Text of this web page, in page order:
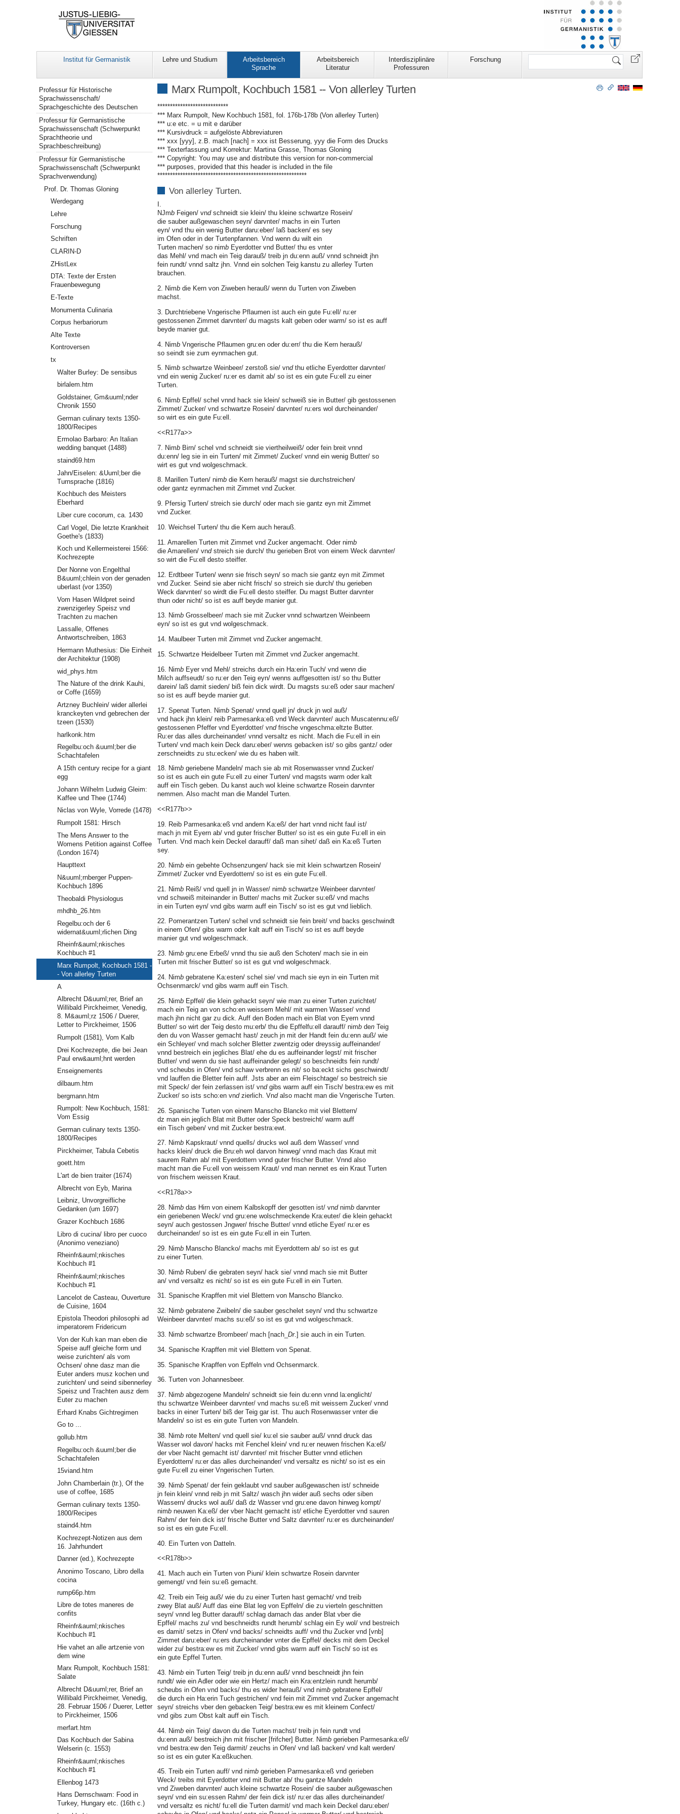
Institut für Germanistik Lehre und Studium
Arbeitsbereich
Sprache
Arbeitsbereich
Literatur
Interdisziplinäre
Professuren
Forschung
Website
Marx Rumpolt, Kochbuch 1581 -- Von allerley Turten
****************************
*** Marx Rumpolt, New Kochbuch 1581, fol. 176b-178b (Von allerley Turten)
*** u:e etc. = u mit e darüber
*** Kursivdruck = aufgelöste Abbreviaturen
*** xxx [yyy], z.B. mach [nach] = xxx ist Besserung, yyy die Form des Drucks
*** Texterfassung und Korrektur: Martina Grasse, Thomas Gloning
*** Copyright: You may use and distribute this version for non-commercial
*** purposes, provided that this header is included in the file
***********************************************************
Von allerley Turten.
I.
NJmb Feigen/ vndschneidt sie klein/ thu kleine schwartze Rosein/
die sauber außgewaschen seyn/ darvnter/ machs in ein Turten
eyn/ vnd thu ein wenig Butter daru:eber/ laß backen/ es sey
im Ofen oder in der Turtenpfannen. Vnd wenn du wilt ein
Turten machen/ so nimb Eyerdotter vnd Butter/ thu es vnter
das Mehl/ vnd mach ein Teig darauß/ treib jn du:enn auß/ vnnd schneidt jhn
fein rundt/ vnnd saltz jhn. Vnnd ein solchen Teig kanstu zu allerley Turten
brauchen.
2. Nimb die Kern von Ziweben herauß/ wenn du Turten von Ziweben
machst.
3. Durchtriebene Vngerische Pflaumen ist auch ein gute Fu:ell/ ru:er
gestossenen Zimmet darvnter/ du magsts kalt geben oder warm/ so ist es auff
beyde manier gut.
4. Nimb Vngerische Pflaumen gru:en oder du:err/ thu die Kern herauß/
so seindt sie zum eynmachen gut.
5. Nimb schwartze Weinbeer/ zerstoß sie/ vndthu etliche Eyerdotter darvnter/
vnd ein wenig Zucker/ ru:er es damit ab/ so ist es ein gute Fu:ell zu einer
Turten.
6. Nimb Epffel/ schel vnnd hack sie klein/ schweiß sie in Butter/ gib gestossenen
Zimmet/ Zucker/ vnd schwartze Rosein/ darvnter/ ru:ers wol durcheinander/
so wirt es ein gute Fu:ell.
<<R177a>>
7. Nimb Birn/ schel vnd schneidt sie viertheilweiß/ oder fein breit vnnd
du:enn/ leg sie in ein Turten/ mit Zimmet/ Zucker/ vnnd ein wenig Butter/ so
wirt es gut vnd wolgeschmack.
8. Marillen Turten/ nimb die Kern herauß/ magst sie durchstreichen/
oder gantz eynmachen mit Zimmet vnd Zucker.
9. Pfersig Turten/ streich sie durch/ oder mach sie gantz eyn mit Zimmet
vnd Zucker.
10. Weichsel Turten/ thu die Kern auch herauß.
11. Amarellen Turten mit Zimmet vnd Zucker angemacht. Oder nimb
die Amarellen/ vndstreich sie durch/ thu gerieben Brot von einem Weck darvnter/
so wirt die Fu:ell desto steiffer.
12. Erdtbeer Turten/ wenn sie frisch seyn/ so mach sie gantz eyn mit Zimmet
vnd Zucker. Seind sie aber nicht frisch/ so streich sie durch/ thu gerieben
Weck darvnter/ so wirdt die Fu:ell desto steiffer. Du magst Butter darvnter
thun oder nicht/ so ist es auff beyde manier gut.
13. Nimb Grosselbeer/ mach sie mit Zucker vnnd schwartzen Weinbeern
eyn/ so ist es gut vnd wolgeschmack.
14. Maulbeer Turten mit Zimmet vnd Zucker angemacht.
15. Schwartze Heidelbeer Turten mit Zimmet vnd Zucker angemacht.
16. Nimb Eyer vnd Mehl/ streichs durch ein Ha:erin Tuch/ vnd wenn die
Milch auffseudt/ so ru:er den Teig eyn/ wenns auffgesotten ist/ so thu Butter
darein/ laß damit sieden/ biß fein dick wirdt. Du magsts su:eß oder saur machen/
so ist es auff beyde manier gut.
17. Spenat Turten. Nimb Spenat/ vnnd quell jn/ druck jn wol auß/
vnd hack jhn klein/ reib Parmesanka:eß vnd Weck darvnter/ auch Muscatennu:eß/
gestossenen Pfeffer vnd Eyerdotter/ vndfrische vngeschma:eltzte Butter.
Ru:er das alles durcheinander/ vnnd versaltz es nicht. Mach die Fu:ell in ein
Turten/ vnd mach kein Deck daru:eber/ wenns gebacken ist/ so gibs gantz/ oder
zerschneidts zu stu:ecken/ wie du es haben wilt.
18. Nimb geriebene Mandeln/ mach sie ab mit Rosenwasser vnnd Zucker/
so ist es auch ein gute Fu:ell zu einer Turten/ vnd magsts warm oder kalt
auff ein Tisch geben. Du kanst auch wol kleine schwartze Rosein darvnter
nemmen. Also macht man die Mandel Turten.
<<R177b>>
19. Reib Parmesanka:eß vnd andern Ka:eß/ der hart vnnd nicht faul ist/
mach jn mit Eyern ab/ vnd guter frischer Butter/ so ist es ein gute Fu:ell in ein
Turten. Vnd mach kein Deckel darauff/ daß man sihet/ daß ein Ka:eß Turten
sey.
20. Nimb ein gebehte Ochsenzungen/ hack sie mit klein schwartzen Rosein/
Zimmet/ Zucker vnd Eyerdottern/ so ist es ein gute Fu:ell.
21. Nimb Reiß/ vnd quell jn in Wasser/ nimb schwartze Weinbeer darvnter/
vnd schweiß miteinander in Butter/ machs mit Zucker su:eß/ vnd machs
in ein Turten eyn/ vnd gibs warm auff ein Tisch/ so ist es gut vnd lieblich.
22. Pomerantzen Turten/ schel vnd schneidt sie fein breit/ vnd backs geschwindt
in einem Ofen/ gibs warm oder kalt auff ein Tisch/ so ist es auff beyde
manier gut vnd wolgeschmack.
23. Nimb gru:ene Erbeß/ vnnd thu sie auß den Schoten/ mach sie in ein
Turten mit frischer Butter/ so ist es gut vnd wolgeschmack.
24. Nimb gebratene Ka:esten/ schel sie/ vnd mach sie eyn in ein Turten mit
Ochsenmarck/ vnd gibs warm auff ein Tisch.
25. Nimb Epffel/ die klein gehackt seyn/ wie man zu einer Turten zurichtet/
mach ein Teig an von scho:en weissem Mehl/ mit warmen Wasser/ vnnd
mach jhn nicht gar zu dick. Auff den Boden mach ein Blat von Eyern vnnd
Butter/ so wirt der Teig desto mu:erb/ thu die Epffelfu:ell darauff/ nimb den Teig
den du von Wasser gemacht hast/ zeuch jn mit der Handt fein du:enn auß/ wie
ein Schleyer/ vnd mach solcher Bletter zwentzig oder dreyssig auffeinander/
vnnd bestreich ein jegliches Blat/ ehe du es auffeinander legst/ mit frischer
Butter/ vnd wenn du sie hast auffeinander gelegt/ so beschneidts fein rundt/
vnd scheubs in Ofen/ vnd schaw verbrenn es nit/ so ba:eckt sichs geschwindt/
vnd lauffen die Bletter fein auff. Jsts aber an eim Fleischtage/ so bestreich sie
mit Speck/ der fein zerlassen ist/ vndgibs warm auff ein Tisch/ bestra:ew es mit
Zucker/ so ists scho:en vndzierlich. Vndalso macht man die Vngerische Turten.
26. Spanische Turten von einem Manscho Blancko mit viel Blettern/
dz man ein jeglich Blat mit Butter oder Speck bestreicht/ warm auff
ein Tisch geben/ vnd mit Zucker bestra:ewt.
27. Nimb Kapskraut/ vnnd quells/ drucks wol auß dem Wasser/ vnnd
hacks klein/ druck die Bru:eh wol darvon hinweg/ vnnd mach das Kraut mit
saurem Rahm ab/ mit Eyerdottern vnnd guter frischer Butter. Vnnd also
macht man die Fu:ell von weissem Kraut/ vnd man nennet es ein Kraut Turten
von frischem weissen Kraut.
<<R178a>>
28. Nimb das Hirn von einem Kalbskopff der gesotten ist/ vndnimb darvnter
ein geriebenen Weck/ vnd gru:ene wolschmeckende Kra:euter/ die klein gehackt
seyn/ auch gestossen Jngwer/ frische Butter/ vnnd etliche Eyer/ ru:er es
durcheinander/ so ist es ein gute Fu:ell in ein Turten.
29. Nimb Manscho Blancko/ machs mit Eyerdottern ab/ so ist es gut
zu einer Turten.
30. Nimb Ruben/ die gebraten seyn/ hack sie/ vnnd mach sie mit Butter
an/ vnd versaltz es nicht/ so ist es ein gute Fu:ell in ein Turten.
31. Spanische Krapffen mit viel Blettern von Manscho Blancko.
32. Nimb gebratene Zwibeln/ die sauber geschelet seyn/ vnd thu schwartze
Weinbeer darvnter/ machs su:eß/ so ist es gut vnd wolgeschmack.
33. Nimb schwartze Brombeer/ mach [nach_ Dr.] sie auch in ein Turten.
34. Spanische Krapffen mit viel Blettern von Spenat.
35. Spanische Krapffen von Epffeln vnd Ochsenmarck.
36. Turten von Johannesbeer.
37. Nimb abgezogene Mandeln/ schneidt sie fein du:enn vnnd la:englicht/
thu schwartze Weinbeer darvnter/ vnd machs su:eß mit weissem Zucker/ vnnd
backs in einer Turten/ biß der Teig gar ist. Thu auch Rosenwasser vnter die
Mandeln/ so ist es ein gute Turten von Mandeln.
38. Nimb rote Melten/ vnd quell sie/ ku:el sie sauber auß/ vnnd druck das
Wasser wol davon/ hacks mit Fenchel klein/ vnd ru:er neuwen frischen Ka:eß/
der vber Nacht gemacht ist/ darvnter/ mit frischer Butter vnnd etlichen
Eyerdottern/ ru:er das alles durcheinander/ vnd versaltz es nicht/ so ist es ein
gute Fu:ell zu einer Vngerischen Turten.
39. Nimb Spenat/ der fein geklaubt vnd sauber außgewaschen ist/ schneide
jn fein klein/ vnnd reib jn mit Saltz/ wasch jhn wider auß sechs oder siben
Wassern/ drucks wol auß/ daß dz Wasser vnd gru:ene davon hinweg kompt/
nimb neuwen Ka:eß/ der vber Nacht gemacht ist/ etliche Eyerdotter vnd sauren
Rahm/ der fein dick ist/ frische Butter vnd Saltz darvnter/ ru:er es durcheinander/
so ist es ein gute Fu:ell.
40. Ein Turten von Datteln.
<<R178b>>
41. Mach auch ein Turten von Piuni/ klein schwartze Rosein darvnter
gemengt/ vnd fein su:eß gemacht.
42. Treib ein Teig auß/ wie du zu einer Turten hast gemacht/ vnd treib
zwey Blat auß/ Auff das eine Blat leg von Epffeln/ die zu vierteln geschnitten
seyn/ vnnd leg Butter darauff/ schlag darnach das ander Blat vber die
Epffel/ machs zu/ vnd beschneidts rundt herumb/ schlag ein Ey wol/ vnd bestreich
es damit/ setzs in Ofen/ vnd backs/ schneidts auff/ vnd thu Zucker vnd [vnb]
Zimmet daru:eber/ ru:ers durcheinander vnter die Epffel/ decks mit dem Deckel
wider zu/ bestra:ew es mit Zucker/ vnnd gibs warm auff ein Tisch/ so ist es
ein gute Epffel Turten.
43. Nimb ein Turten Teig/ treib jn du:enn auß/ vnnd beschneidt jhn fein
rundt/ wie ein Adler oder wie ein Hertz/ mach ein Kra:entzlein rundt herumb/
scheubs in Ofen vnd backs/ thu es wider herauß/ vnd nimb gebratene Epffel/
die durch ein Ha:erin Tuch gestrichen/ vnd fein mit Zimmet vnd Zucker angemacht
seyn/ streichs vber den gebacken Teig/ bestra:ew es mit kleinem Confect/
vnd gibs zum Obst kalt auff ein Tisch.
44. Nimb ein Teig/ davon du die Turten machst/ treib jn fein rundt vnd
du:enn auß/ bestreich jhn mit frischer [frifcher] Butter. Nimb gerieben Parmesanka:eß/
vnd bestra:ew den Teig darmit/ zeuchs in Ofen/ vnd laß backen/ vnd kalt werden/
so ist es ein guter Ka:eßkuchen.
45. Treib ein Turten auff/ vnd nimb gerieben Parmesanka:eß vnd gerieben
Weck/ treibs mit Eyerdotter vnd mit Butter ab/ thu gantze Mandeln
vnd Ziweben darvnter/ auch kleine schwartze Rosein/ die sauber außgewaschen
seyn/ vnd ein su:essen Rahm/ der fein dick ist/ ru:er das alles durcheinander/
vnd versaltz es nicht/ fu:ell die Turten darmit/ vnd mach kein Deckel daru:eber/
Navigation
Professur für Historische
Sprachwissenschaft/
Sprachgeschichte des Deutschen
Professur für Germanistische
Sprachwissenschaft (Schwerpunkt
Sprachtheorie und
Sprachbeschreibung)
Professur für Germanistische
Sprachwissenschaft (Schwerpunkt
Sprachverwendung)
Prof. Dr. Thomas Gloning
Werdegang
Lehre
Forschung
Schriften
CLARIN-D
ZHistLex
DTA: Texte der Ersten
Frauenbewegung
E-Texte
Monumenta Culinaria
Corpus herbariorum
Alte Texte
Kontroversen
tx
Walter Burley: De sensibus
birlalem.htm
Goldstainer, Gm&uuml;nder
Chronik 1550
German culinary texts 1350-
1800/Recipes
Ermolao Barbaro: An Italian
wedding banquet (1488)
staind69.htm
Jahn/Eiselen: &Uuml;ber die
Turnsprache (1816)
Kochbuch des Meisters
Eberhard
Liber cure cocorum, ca. 1430
Carl Vogel, Die letzte Krankheit
Goethe's (1833)
Koch und Kellermeisterei 1566:
Kochrezepte
Der Nonne von Engelthal
B&uuml;chlein von der genaden
uberlast (vor 1350)
Vom Hasen Wildpret seind
zwenzigerley Speisz vnd
Trachten zu machen
Lassalle, Offenes
Antwortschreiben, 1863
Hermann Muthesius: Die Einheit
der Architektur (1908)
wid_phys.htm
The Nature of the drink Kauhi,
or Coffe (1659)
Artzney Buchlein/ wider allerlei
kranckeyten vnd gebrechen der
tzeen (1530)
harlkonk.htm
Regelbu:och &uuml;ber die
Schachtafelen
A 15th century recipe for a giant
egg
Johann Wilhelm Ludwig Gleim:
Kaffee und Thee (1744)
Niclas von Wyle, Vorrede (1478)
Rumpolt 1581: Hirsch
The Mens Answer to the
Womens Petition against Coffee
(London 1674)
Haupttext
N&uuml;rnberger Puppen-
Kochbuch 1896
Theobaldi Physiologus
mhdhb_26.htm
Regelbu:och der 6
widernat&uuml;rlichen Ding
Rheinfr&auml;nkisches
Kochbuch #1
Marx Rumpolt, Kochbuch 1581 -
- Von allerley Turten
A
Albrecht D&uuml;rer, Brief an
Willibald Pirckheimer, Venedig,
8. M&auml;rz 1506 / Duerer,
Letter to Pirckheimer, 1506
Rumpolt (1581), Vom Kalb
Drei Kochrezepte, die bei Jean
Paul erw&auml;hnt werden
Enseignements
dilbaum.htm
bergmann.htm
Rumpolt: New Kochbuch, 1581:
Vom Essig
German culinary texts 1350-
1800/Recipes
Pirckheimer, Tabula Cebetis
goett.htm
L'art de bien traiter (1674)
Albrecht von Eyb, Marina
Leibniz, Unvorgreifliche
Gedanken (um 1697)
Grazer Kochbuch 1686
Libro di cucina/ libro per cuoco
(Anonimo veneziano)
Rheinfr&auml;nkisches
Kochbuch #1
Rheinfr&auml;nkisches
Kochbuch #1
Lancelot de Casteau, Ouverture
de Cuisine, 1604
Epistola Theodori philosophi ad
imperatorem Fridericum
Von der Kuh kan man eben die
Speise auff gleiche form und
weise zurichten/ als vom
Ochsen/ ohne dasz man die
Euter anders musz kochen und
zurichten/ und seind sibennerley
Speisz und Trachten ausz dem
Euter zu machen
Erhard Knabs Gichtregimen
Go to ...
gollub.htm
Regelbu:och &uuml;ber die
Schachtafelen
15viand.htm
John Chamberlain (tr.), Of the
use of coffee, 1685
German culinary texts 1350-
1800/Recipes
staind4.htm
Kochrezept-Notizen aus dem
16. Jahrhundert
Danner (ed.), Kochrezepte
Anonimo Toscano, Libro della
cocina
rump66p.htm
Libre de totes maneres de
confits
Rheinfr&auml;nkisches
Kochbuch #1
Hie vahet an alle artzenie von
dem wine
Marx Rumpolt, Kochbuch 1581:
Salate
Albrecht D&uuml;rer, Brief an
Willibald Pirckheimer, Venedig,
28. Februar 1506 / Duerer, Letter
to Pirckheimer, 1506
merfart.htm
Das Kochbuch der Sabina
Welserin (c. 1553)
Rheinfr&auml;nkisches
Kochbuch #1
Ellenbog 1473
Hans Dernschwam: Food in
Turkey, Hungary etc. (16th c.)